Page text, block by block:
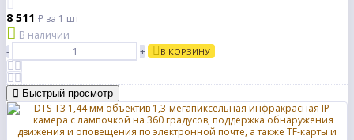
8 511 ₽ за 1 шт
В наличии
-
+ В КОРЗИНУ
Быстрый просмотр